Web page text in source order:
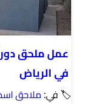
عمل ملحق
في الرياض
🏷 في: ملاحق